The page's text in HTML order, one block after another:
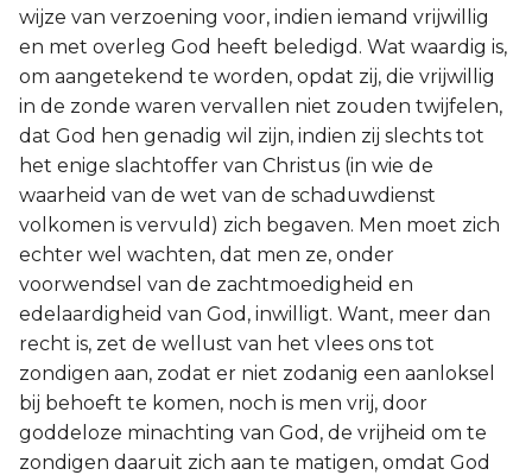
Romeinen
1 Korinthe
2 Korinthe
Galaten
Éfeze
Filippenzen
Kolossenzen
1 Thessalonicenzen
wijze van verzoening voor, indien iemand vrijwillig
en met overleg God heeft beledigd. Wat waardig is,
om aangetekend te worden, opdat zij, die vrijwillig
in de zonde waren vervallen niet zouden twijfelen,
dat God hen genadig wil zijn, indien zij slechts tot
het enige slachtoffer van Christus (in wie de
waarheid van de wet van de schaduwdienst
volkomen is vervuld) zich begaven. Men moet zich
echter wel wachten, dat men ze, onder
voorwendsel van de zachtmoedigheid en
edelaardigheid van God, inwilligt. Want, meer dan
recht is, zet de wellust van het vlees ons tot
zondigen aan, zodat er niet zodanig een aanloksel
bij behoeft te komen, noch is men vrij, door
goddeloze minachting van God, de vrijheid om te
zondigen daaruit zich aan te matigen, omdat God